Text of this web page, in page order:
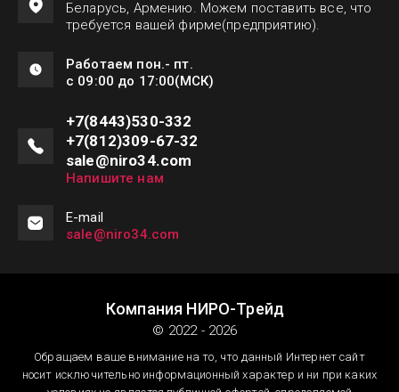
Беларусь, Армению. Можем поставить все, что
требуется вашей фирме(предприятию).
Работаем пон.- пт.
с 09:00 до 17:00(МСК)
+7(8443)530-332
+7(812)309-67-32
sale@niro34.com
Напишите нам
Е-mail
sale@niro34.com
Компания НИРО-Трейд
© 2022 - 2026
Обращаем ваше внимание на то, что данный Интернет сайт
носит исключительно информационный характер и ни при каких